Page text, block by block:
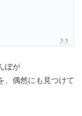
ぼが
、偶然にも見つけて